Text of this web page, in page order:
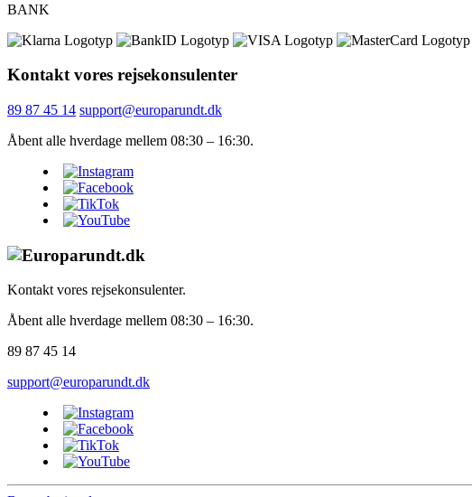
BANK
Kontakt vores rejsekonsulenter
89 87 45 14 support@europarundt.dk
Åbent alle hverdage mellem 08:30 – 16:30.
Kontakt vores rejsekonsulenter.
Åbent alle hverdage mellem 08:30 – 16:30.
89 87 45 14
support@europarundt.dk